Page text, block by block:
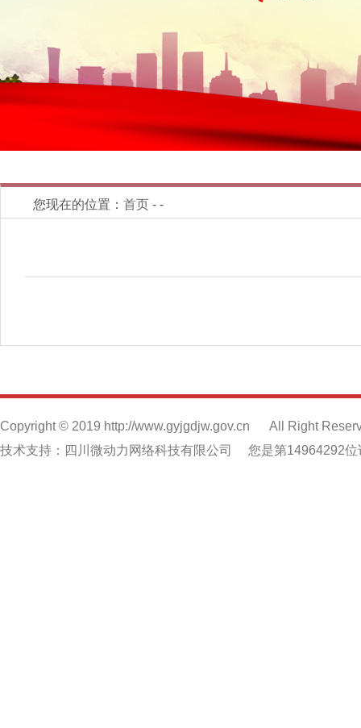
您现在的位置： 首页 - -
Copyright © 2019 http://www.gyjgdjw.gov.cn
All Right
技术支持：四川微动力网络科技有限公司
您是第14964292位